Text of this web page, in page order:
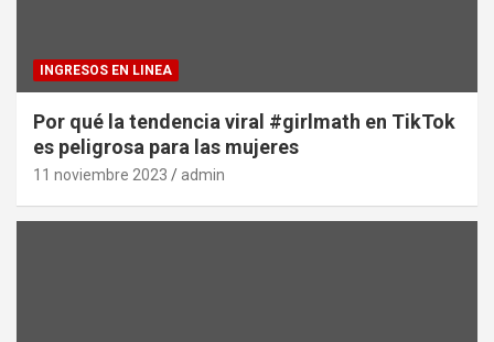
INGRESOS EN LINEA
Por qué la tendencia viral #girlmath en TikTok
es peligrosa para las mujeres
11 noviembre 2023 admin